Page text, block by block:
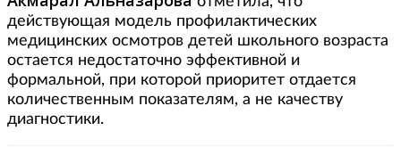
действующая модель профилактических
медицинских осмотров детей школьного возраста
остается недостаточно эффективной и
формальной, при которой приоритет отдается
количественным показателям, а не качеству
диагностики.